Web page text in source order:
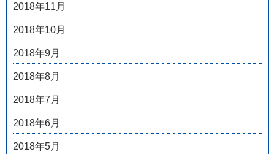
2018年11月
2018年10月
2018年9月
2018年8月
2018年7月
2018年6月
2018年5月